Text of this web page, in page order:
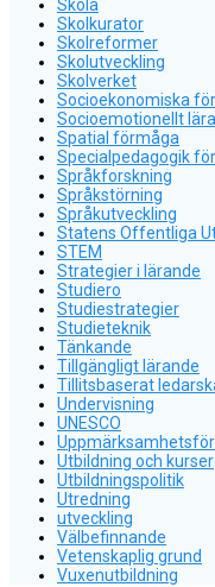
Skola
Skolkurator
Skolreformer
Skolutveckling
Skolverket
Socioekonomiska
Socioemotionellt
Spatial förmåga
Specialpedagogik
Språkforskning
Språkstörning
Språkutveckling
Statens Offentliga
STEM
Strategier i lärande
Studiero
Studiestrategier
Studieteknik
Tänkande
Tillgängligt lärande
Tillitsbaserat
Undervisning
UNESCO
Utbildning och kurser
Utbildningspolitik
Utredning
utveckling
Välbefinnande
Vetenskaplig grund
Vuxenutbildning